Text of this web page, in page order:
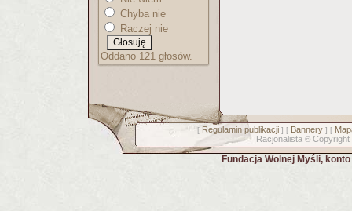
Chyba nie
Raczej nie
Oddano 121 głosów.
[ Regulamin publikacji] [ Bannery] [
Racjonalista © Copyright
Fundacja Wolnej Myśli,